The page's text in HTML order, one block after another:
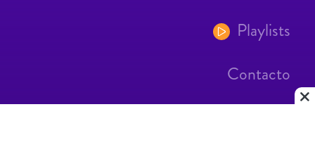
Playlists
Contacto